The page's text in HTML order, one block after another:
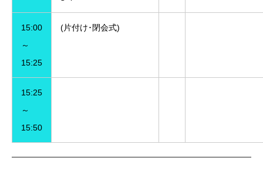
15:00
～
15:25
(片付け･閉会式)
15:25
～
15:50